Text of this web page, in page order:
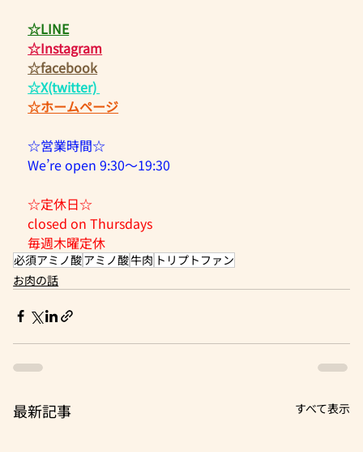
☆LINE
☆Instagram
☆facebook
☆X(twitter)​
☆ホームページ
☆営業時間☆
We’re open 9:30～19:30
☆定休日☆
closed on Thursdays
毎週木曜定休
必須アミノ酸アミノ酸牛肉 トリプトファン
お肉の話
最新記事 すべて表示